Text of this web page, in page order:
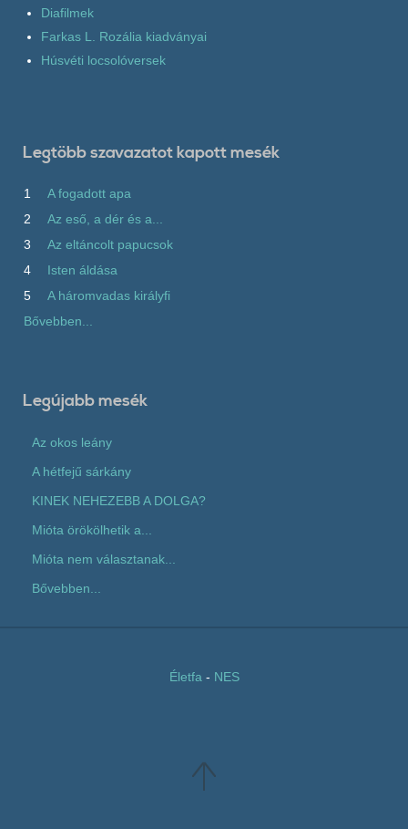
Diafilmek
Farkas L. Rozália kiadványai
Húsvéti locsolóversek
Legtöbb szavazatot kapott mesék
1
A fogadott apa
2
Az eső, a dér és a...
3
Az eltáncolt papucsok
4
Isten áldása
5
A háromvadas királyfi
Bővebben...
Legújabb mesék
Az okos leány
A hétfejű sárkány
KINEK NEHEZEBB A DOLGA?
Mióta örökölhetik a...
Mióta nem választanak...
Bővebben...
Életfa - NES